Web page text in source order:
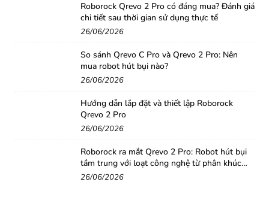
Roborock Qrevo 2 Pro có đáng mua? Đánh giá
chi tiết sau thời gian sử dụng thực tế
26/06/2026
So sánh Qrevo C Pro và Qrevo 2 Pro: Nên
mua robot hút bụi nào?
26/06/2026
Hướng dẫn lắp đặt và thiết lập Roborock
Qrevo 2 Pro
26/06/2026
Roborock ra mắt Qrevo 2 Pro: Robot hút bụi
tầm trung với loạt công nghệ từ phân khúc
cao cấp
26/06/2026